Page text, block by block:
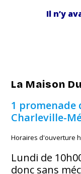
Il n’y
La Maison
1 promenade
Charleville-
Horaires d'ouverture
Lundi de
donc sans